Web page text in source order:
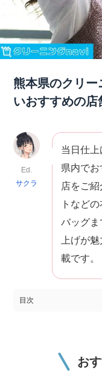
熊本県のクリ
いおすすめの店
Ed.
サクラ
当日仕
県内で
店をご
トなど
バッグ
上げが
載です。
目次
お